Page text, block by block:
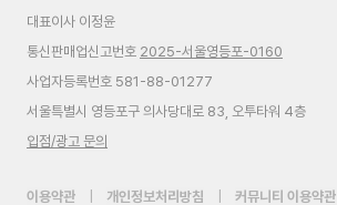
대표이사 이정윤
통신판매업신고번호 2025-서울영등포-0160
사업자등록번호 581-88-01277
서울특별시 영등포구 의사당대로 83, 오투타워 4층
입점/광고 문의
이용약관 개인정보처리방침 커뮤니티 이용약관